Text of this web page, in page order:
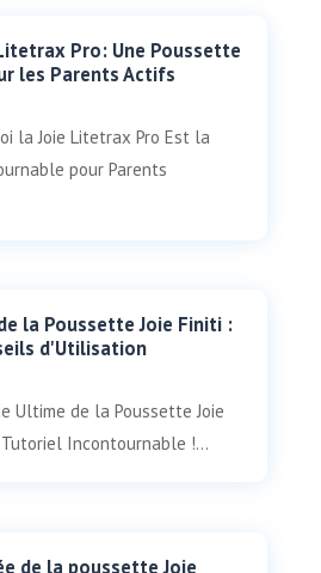
Pro: Une Poussette
les Parents Actifs
la Joie Litetrax Pro Est la
pour Parents
la Poussette Joie Finiti :
d'Utilisation
Ultime de la Poussette Joie
Incontournable !...
de la poussette Joie